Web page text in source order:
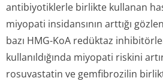
antibiyotiklerle birlikte kullanan
miyopati insidansının arttığı
bazı HMG-KoA redüktaz
kullanıldığında miyopati riskini
rosuvastatin ve gemfibrozilin